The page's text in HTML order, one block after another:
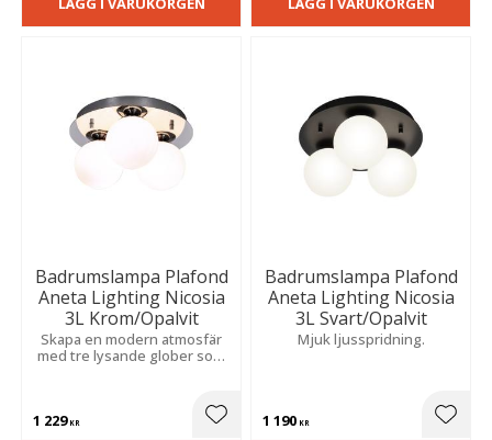
Badrumslampa Plafond
Aneta Lighting Nicosia
3L Krom/Opalvit
Skapa en modern atmosfär
med tre lysande glober som
och hög fuktsäkerhet i
1 229KR Lägg till i favoriter
Badrumslampa Plafond
Aneta Lighting Nicosia
3L Svart/Opalvit
Mjuk ljusspridning.
1 190 KR